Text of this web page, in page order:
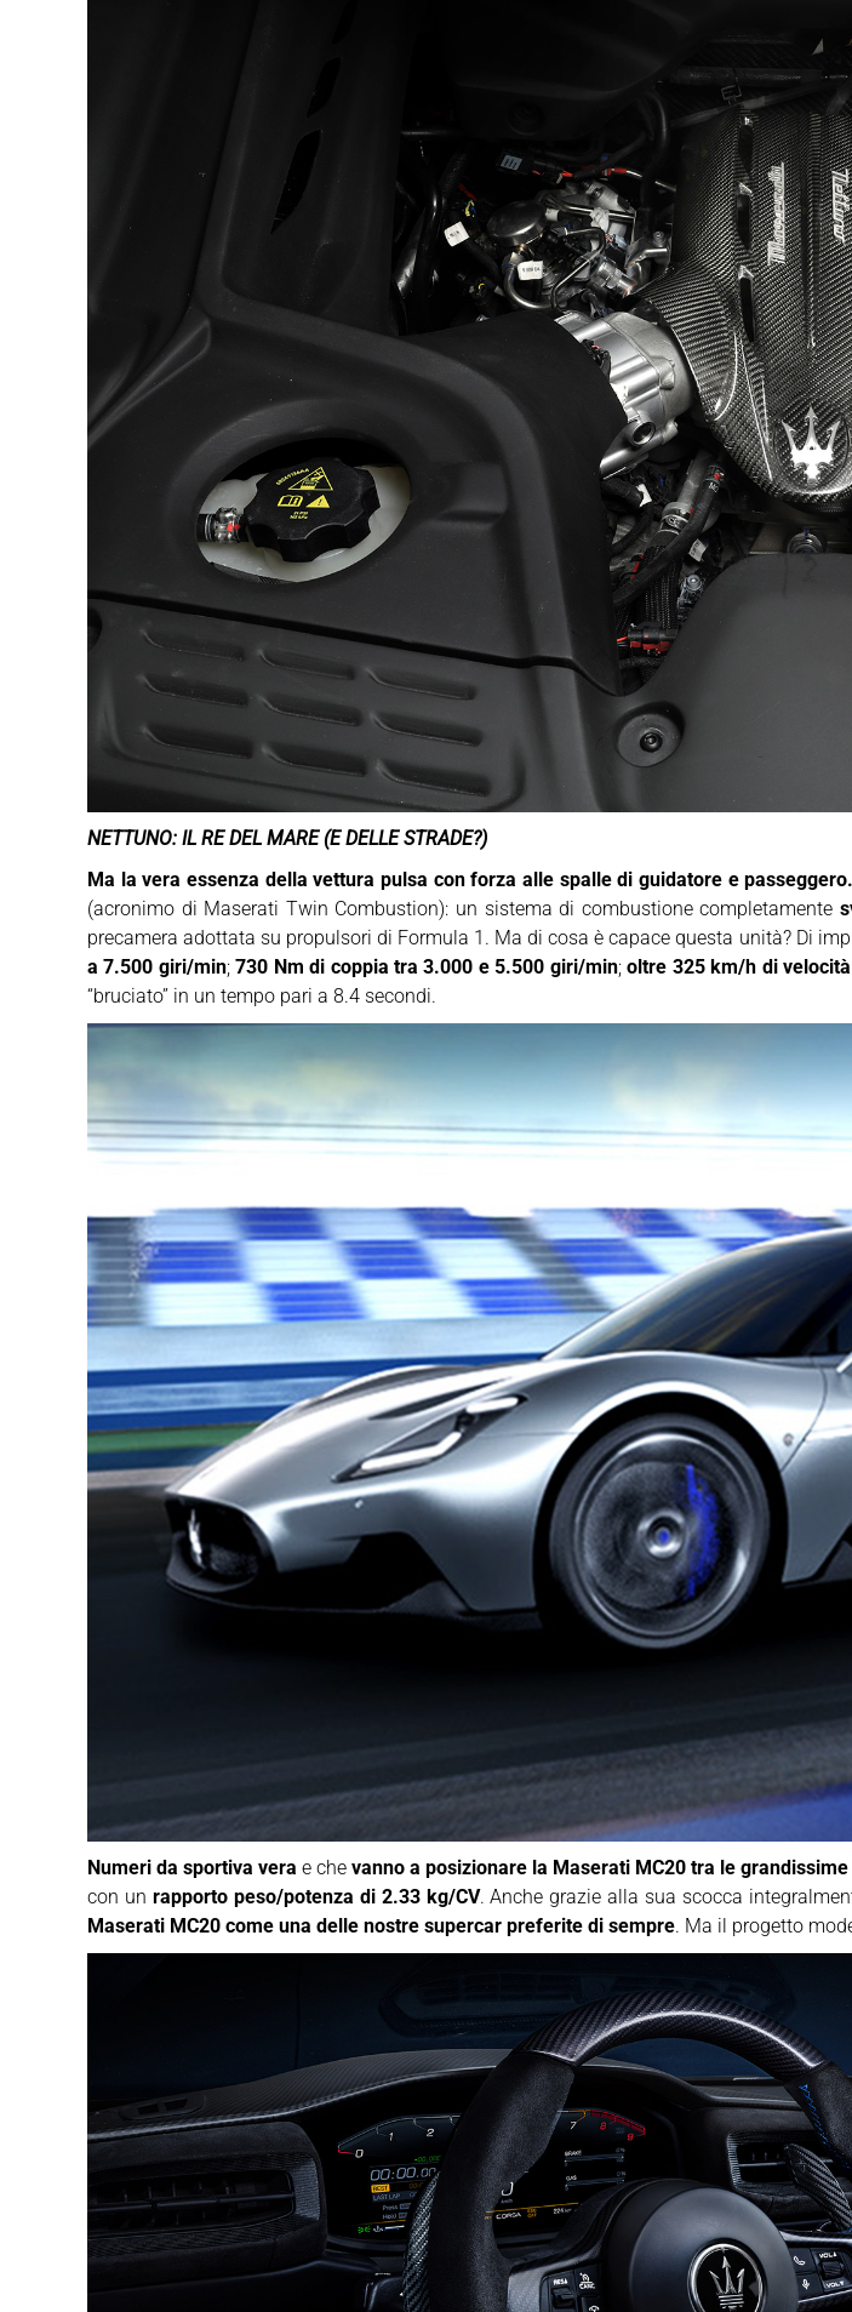
NETTUNO: IL RE DEL MARE (E DELLE STRADE?)
Ma la vera essenza della vettura pulsa con forza alle spalle di guidatore e
(acronimo di Maserati Twin Combustion): un sistema di combustione completamente
precamera adottata su propulsori di Formula 1. Ma di cosa è capace questa unità? Di
a 7.500 giri/min;730 Nm di coppia tra 3.000 e 5.500 giri/min;oltre 325 km/h di
“bruciato” in un tempo pari a 8.4 secondi.
Numeri da sportiva vera e che vanno a posizionare la Maserati MC20 tra le
con un rapporto peso/potenza di 2.33 kg/CV. Anche grazie alla sua scocca
Maserati MC20 come una delle nostre supercar preferite di sempre. Ma il progetto